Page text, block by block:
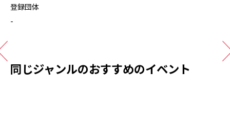
登録団体
-
同じジャンルのおすすめのイベント